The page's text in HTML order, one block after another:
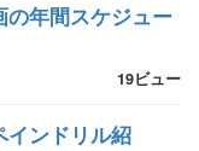
の年間スケジュー
19ビュー
ンドリル紹